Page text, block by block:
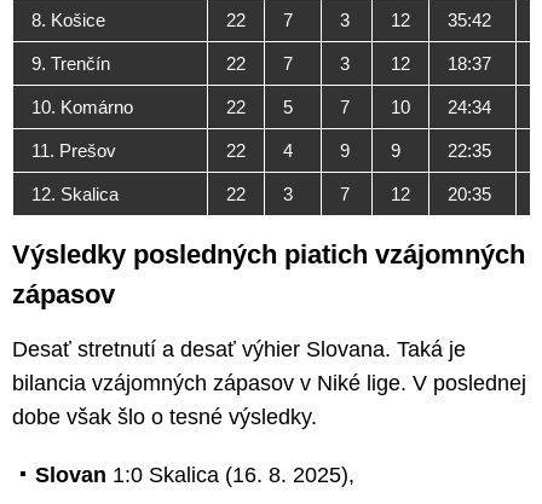
8. Košice 22 7 3 12 35:42
9. Trenčín 22 7 3 12 18:37
10. Komárno 22 5 7 10 24:34
11. Prešov 22 4 9 9 22:35
12. Skalica 22 3 7 12 20:35
Výsledky posledných piatich vzájomných
zápasov
Desať stretnutí a desať výhier Slovana. Taká je
bilancia vzájomných zápasov v Niké lige. V poslednej
dobe však šlo o tesné výsledky.
Slovan 1:0 Skalica (16. 8. 2025),